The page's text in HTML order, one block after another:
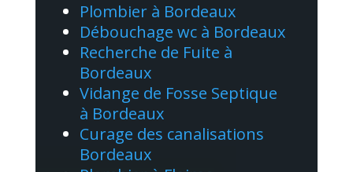
Plombier à Bordeaux
Débouchage wc à Bordeaux
Recherche de Fuite à
Bordeaux
Vidange de Fosse Septique
à Bordeaux
Curage des canalisations
Bordeaux